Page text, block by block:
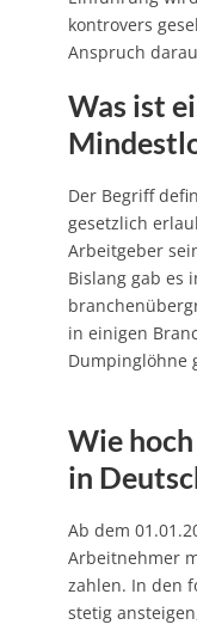
kontrovers
Anspruch
Was ist
Der Begriff
gesetzlich
Arbeitgeber
Bislang gab es
in einigen
Dumpinglöhne
Wie
in
Ab dem
Arbeitnehmer
zahlen. In den
stetig